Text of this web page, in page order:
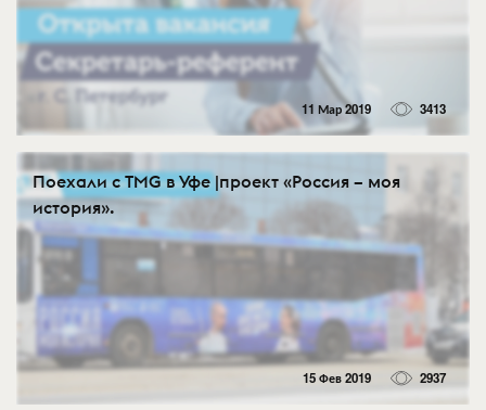
11 Мар 2019 3413
Поехали с TMG в Уфе |проект «Россия – моя
история».
15 Фев 2019 2937